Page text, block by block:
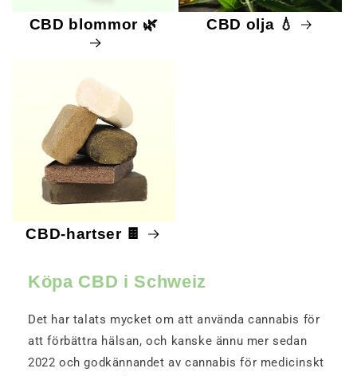
CBD blommor 🌿 CBD olja 💧
CBD-hartser 🍫
Köpa CBD i Schweiz
Det har talats mycket om att använda cannabis för
att förbättra hälsan, och kanske ännu mer sedan
2022 och godkännandet av cannabis för medicinskt